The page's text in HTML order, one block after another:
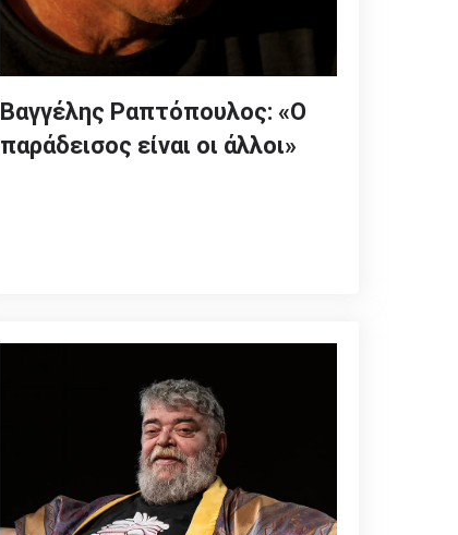
Βαγγέλης Ραπτόπουλος: «Ο
παράδεισος είναι οι άλλοι»